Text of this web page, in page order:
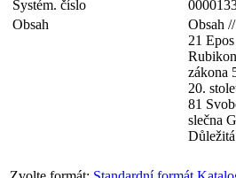
Systém. číslo
Obsah
Obsah
21
zákona
20.
81
slečna